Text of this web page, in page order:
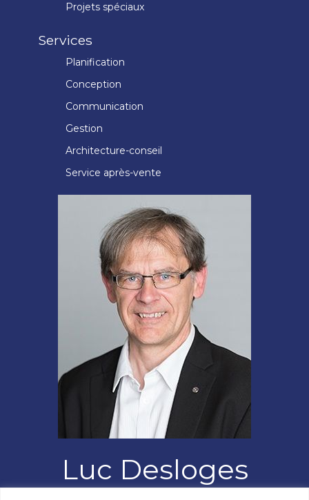
Projets spéciaux
Services
Planification
Conception
Communication
Gestion
Architecture-conseil
Service après-vente
Luc Desloges